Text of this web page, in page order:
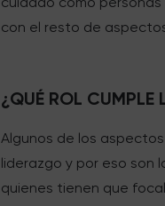
con el resto de
¿QUÉ ROL CUMPLE
Algunos de los
liderazgo y por eso son
quienes tienen que